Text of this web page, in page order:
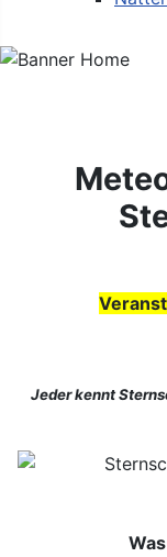
Jeder kennt